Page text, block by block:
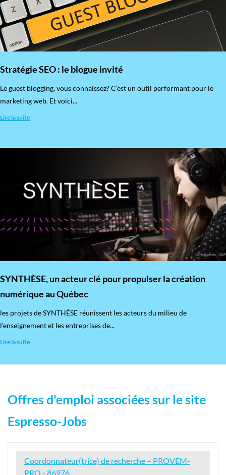
Stratégie SEO : le blogue invité
​Le guest blogging, vous connaissez? C’est un outil performant pour le
marketing web. Et voici...
Lire la suite
SYNTHÈSE, un acteur clé pour propulser la création
numérique au Québec
les projets de SYNTHÈSE réunissent les acteurs du milieu de
l’enseignement et les entreprises de...
Lire la suite
Offres d'emploi associées sur le site
Espresso-Jobs
Coordonnateur(trice) de recherche – PROVEM-
PRO - 86976